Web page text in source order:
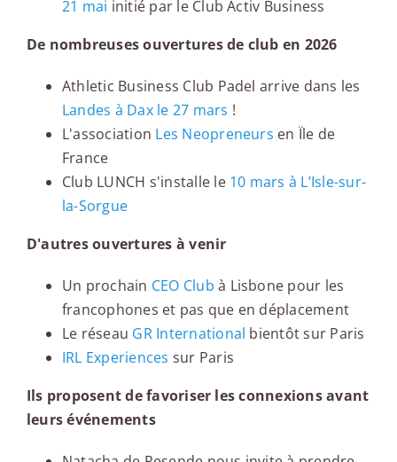
21 mai initié par le Club Activ Business
De nombreuses ouvertures de club en 2026
Athletic Business Club Padel arrive dans les
Landes à Dax le 27 mars !
L'association Les Neopreneurs en Ïle de
France
Club LUNCH s'installe le 10 mars à L’Isle-sur-
la-Sorgue
D'autres ouvertures à venir
Un prochain CEO Club à Lisbone pour les
francophones et pas que en déplacement
Le réseau GR International bientôt sur Paris
IRL Experiences sur Paris
Ils proposent de favoriser les connexions avant
leurs événements